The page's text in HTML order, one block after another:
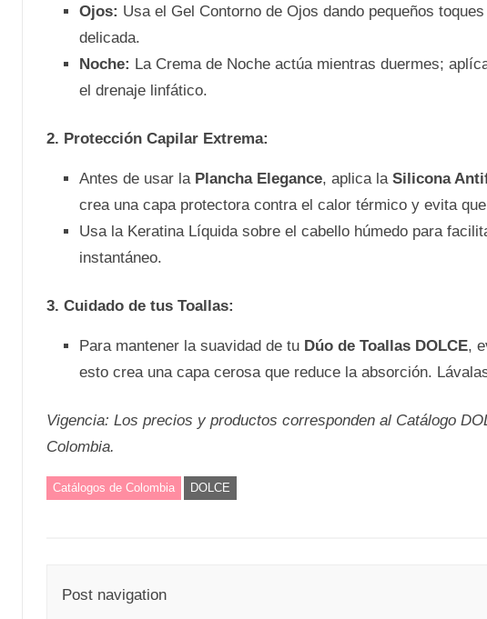
Ojos: Usa el Gel Contorno de Ojos dando pequeños
delicada.
Noche: La Crema de Noche actúa mientras duermes;
el drenaje linfático.
2. Protección Capilar Extrema:
Antes de usar la Plancha Elegance, aplica la Silicona
crea una capa protectora contra el calor térmico y evita
Usa la Keratina Líquida sobre el cabello húmedo para
instantáneo.
3. Cuidado de tus Toallas:
Para mantener la suavidad de tu Dúo de Toallas DOLCE,
esto crea una capa cerosa que reduce la absorción.
Vigencia: Los precios y productos corresponden al Catálogo
Colombia.
Catálogos de Colombia DOLCE
Post navigation